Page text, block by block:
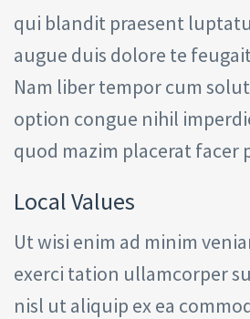
qui blandit praesent
augue duis dolore te
Nam liber tempor cum
option congue nihil
quod mazim placerat facer
Local Values
Ut wisi enim ad minim
exerci tation ullamcorper
nisl ut aliquip ex ea